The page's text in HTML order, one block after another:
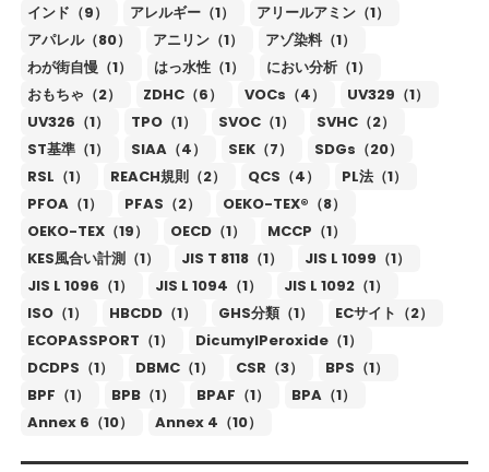
インド（9）
アレルギー（1）
アリールアミン（1）
アパレル（80）
アニリン（1）
アゾ染料（1）
わが街自慢（1）
はっ水性（1）
におい分析（1）
おもちゃ（2）
ZDHC（6） VOCs（4）
UV329（1）
UV326（1）
TPO（1） SVOC（1）
SVHC（2）
ST基準（1）
SIAA（4） SEK（7）
SDGs（20）
RSL（1）
REACH規則（2） QCS（4）
PL法（1）
PFOA（1）
PFAS（2）
OEKO-TEX®（8）
OEKO-TEX（19）
OECD（1）
MCCP（1）
KES風合い計測（1）
JIS T 8118（1）
JIS L 1099（1）
JIS L 1096（1）
JIS L 1094（1）
JIS L 1092（1）
ISO（1）
HBCDD（1） GHS分類（1）
ECサイト（2）
ECOPASSPORT（1）
DicumylPeroxide（1）
DCDPS（1）
DBMC（1） CSR（3）
BPS（1）
BPF（1）
BPB（1） BPAF（1）
BPA（1）
Annex 6（10）
Annex 4（10）